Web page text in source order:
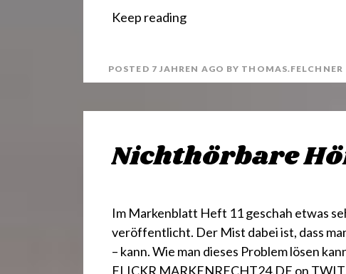
n
i
Keep reading
POSTED 7 JAHREN AGO BY THOMAS.FELCHNER
Nichthörbare
Im Markenblatt Heft 11 geschah etwas
veröffentlicht. Der Mist dabei ist, dass
– kann. Wie man dieses Problem lösen
FLICKR MARKENRECHT24.DE on